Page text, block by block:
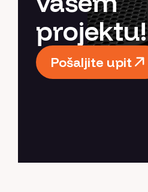
projektu!
Pošaljite upit
Pošaljite upit